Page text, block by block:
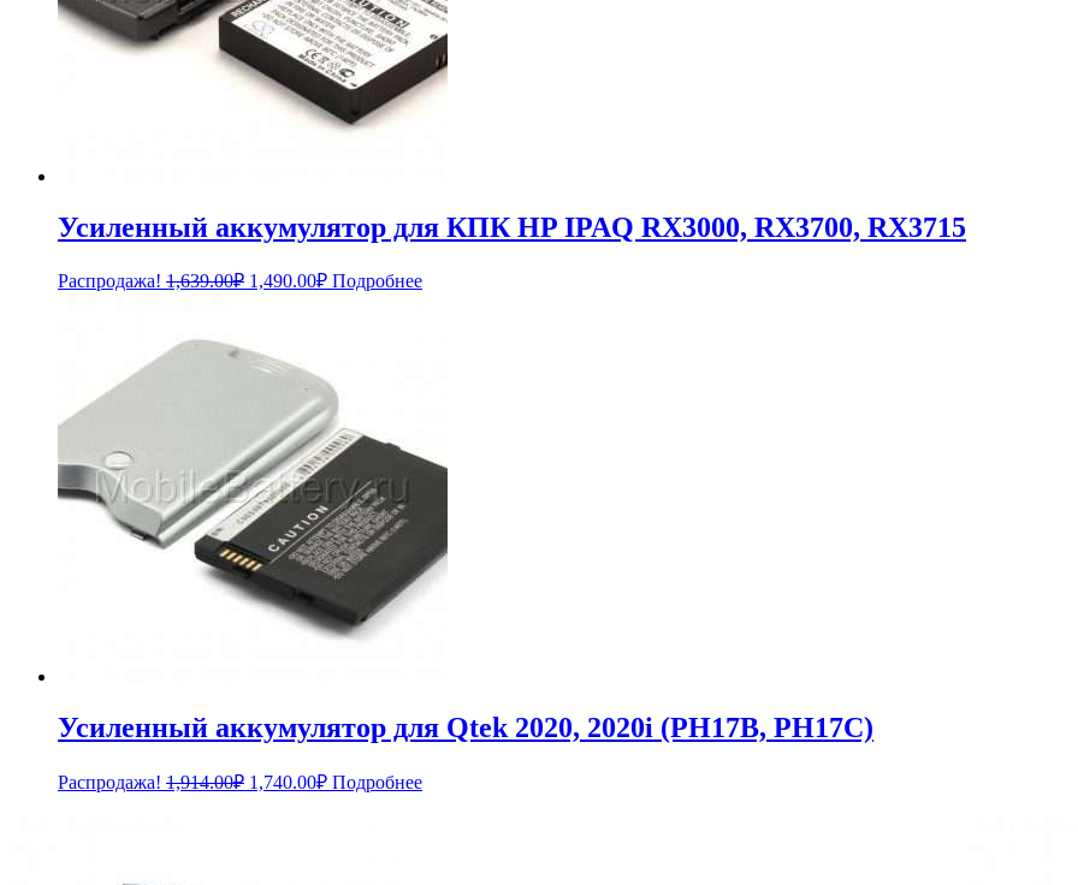
Усиленный аккумулятор для КПК HP IPAQ RX3000, RX3700, RX3715
Распродажа! 1,639.00₽ Первоначальная
1,639.00₽.
1,490.00₽Текущая
Подробнее
Усиленный аккумулятор для Qtek 2020, 2020i (PH17B, PH17C)
Распродажа! 1,914.00₽ Первоначальная
1,740.00₽Текущая
цена:
Подробнее